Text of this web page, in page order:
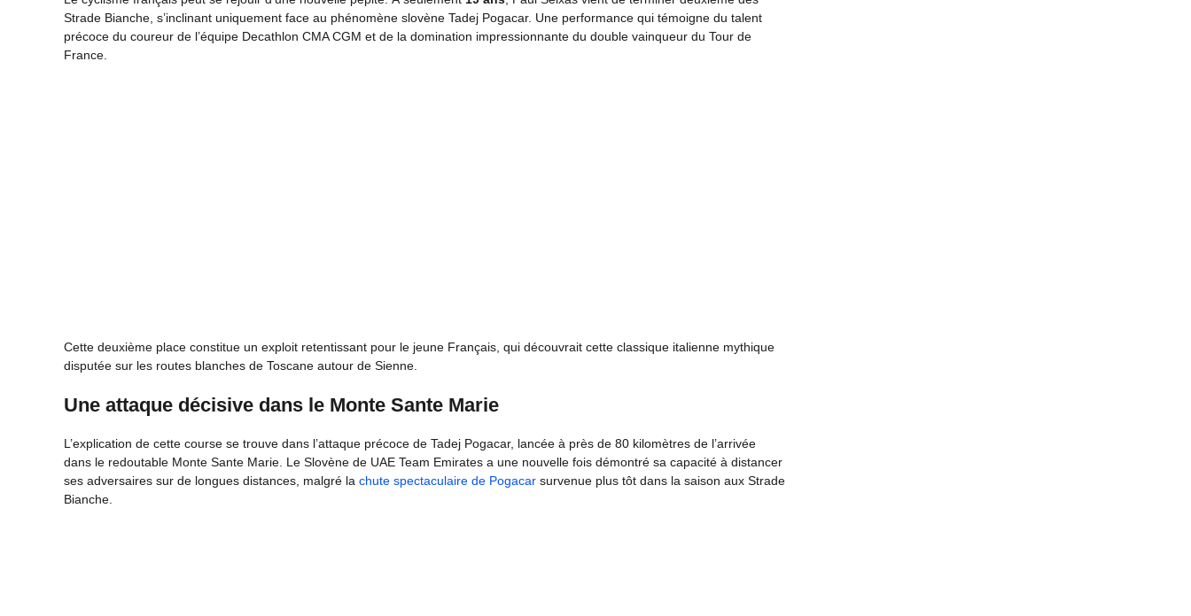
Strade Bianche, s’inclinant uniquement face au phénomène slovène Tadej Pogacar. Une performance qui témoigne du talent
précoce du coureur de l’équipe Decathlon CMA CGM et de la domination impressionnante du double vainqueur du Tour de
France.
Cette deuxième place constitue un exploit retentissant pour le jeune Français, qui découvrait cette classique italienne mythique
disputée sur les routes blanches de Toscane autour de Sienne.
Une attaque décisive dans le Monte Sante Marie
L’explication de cette course se trouve dans l’attaque précoce de Tadej Pogacar, lancée à près de 80 kilomètres de l’arrivée
dans le redoutable Monte Sante Marie. Le Slovène de UAE Team Emirates a une nouvelle fois démontré sa capacité à distancer
ses adversaires sur de longues distances, malgré la chute spectaculaire de Pogacar survenue plus tôt dans la saison aux Strade
Bianche.